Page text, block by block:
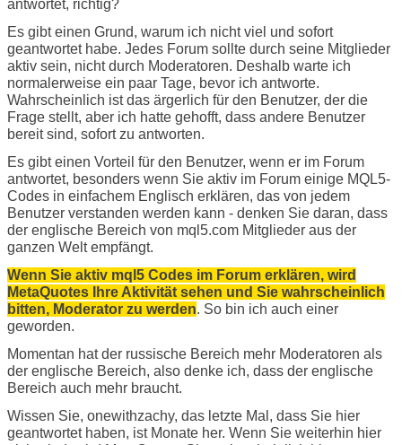
antwortet, richtig?
Es gibt einen Grund, warum ich nicht viel und sofort
geantwortet habe. Jedes Forum sollte durch seine Mitglieder
aktiv sein, nicht durch Moderatoren. Deshalb warte ich
normalerweise ein paar Tage, bevor ich antworte.
Wahrscheinlich ist das ärgerlich für den Benutzer, der die
Frage stellt, aber ich hatte gehofft, dass andere Benutzer
bereit sind, sofort zu antworten.
Es gibt einen Vorteil für den Benutzer, wenn er im Forum
antwortet, besonders wenn Sie aktiv im Forum einige MQL5-
Codes in einfachem Englisch erklären, das von jedem
Benutzer verstanden werden kann - denken Sie daran, dass
der englische Bereich von mql5.com Mitglieder aus der
ganzen Welt empfängt.
Wenn Sie aktiv mql5 Codes im Forum erklären, wird
MetaQuotes Ihre Aktivität sehen und Sie wahrscheinlich
bitten, Moderator zu werden. So bin ich auch einer
geworden.
Momentan hat der russische Bereich mehr Moderatoren als
der englische Bereich, also denke ich, dass der englische
Bereich auch mehr braucht.
Wissen Sie, onewithzachy, das letzte Mal, dass Sie hier
geantwortet haben, ist Monate her. Wenn Sie weiterhin hier